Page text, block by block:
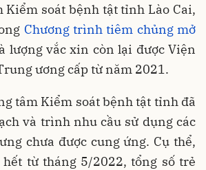
Kiểm soát bệnh tật tỉnh Lào Cai,
Chương trình tiêm chủng mở
lượng vắc xin còn lại được Viện
ương cấp từ năm 2021.
tâm Kiểm soát bệnh tật tỉnh đã
và trình nhu cầu sử dụng các
chưa được cung ứng. Cụ thể,
từ tháng 5/2022, tổng số trẻ